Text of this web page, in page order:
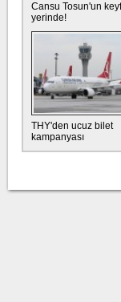
Cansu Tosun'un
yerinde!
THY'den ucuz bilet
kampanyası